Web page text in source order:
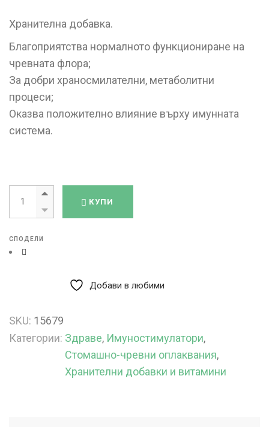
Хранителна добавка.
Благоприятства нормалното функциониране на
чревната флора;
За добри храносмилателни, метаболитни
процеси;
Оказва положително влияние върху имунната
система.
Лактофлор Probiotic х 90 капсули quantity
КУПИ
СПОДЕЛИ
Добави в любими
SKU: 15679
Категории: Здраве, Имуностимулатори,
Стомашно-чревни оплаквания,
Хранителни добавки и витамини